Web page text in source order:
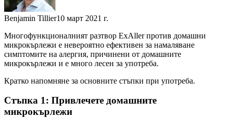
Benjamin Tillier10 март 2021 г.
Многофункционалният разтвор ExAller против домашни
микрoкърлежи е невероятно ефективен за намаляване
симптомите на алергия, причинени от домашните
микрокърлежи и е много лесен за употреба.
Кратко напомняне за основните стъпки при употреба.
Стъпка 1: Привлечете домашните
микрокърлежи